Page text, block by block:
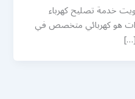
خدمة تصليح كهرباء
هو كهربائي متخصص في